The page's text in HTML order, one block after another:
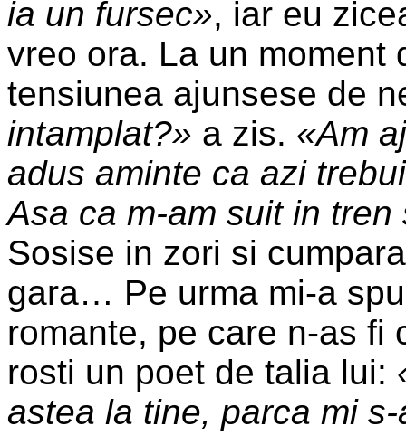
ia un fursec», iar eu
vreo ora. La un moment
tensiunea ajunsese de
intamplat?» a zis. «Am
adus aminte ca azi
Asa ca m-am suit in
Sosise in zori si
gara… Pe urma mi-a
romante, pe care n-as fi
rosti un poet de talia lui:
astea la tine, parca mi